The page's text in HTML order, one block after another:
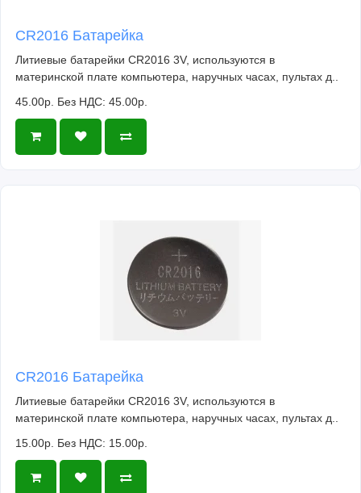
CR2016 Батарейка
Литиевые батарейки CR2016 3V, используются в
материнской плате компьютера, наручных часах, пультах д..
45.00р. Без НДС: 45.00р.
CR2016 Батарейка
Литиевые батарейки CR2016 3V, используются в
материнской плате компьютера, наручных часах, пультах д..
15.00р. Без НДС: 15.00р.